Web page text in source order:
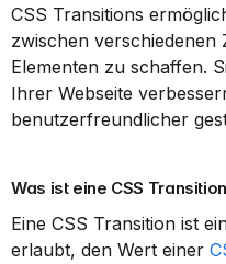
CSS Transitions
zwischen verschiedenen
Elementen zu schaffen.
Ihrer Webseite
benutzerfreundlicher
Was ist eine CSS
Eine CSS Transition ist
erlaubt, den Wert einer